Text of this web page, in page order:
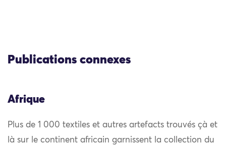
Publications connexes
Afrique
Plus de 1 000 textiles et autres artefacts trouvés çà et
là sur le continent africain garnissent la collection du